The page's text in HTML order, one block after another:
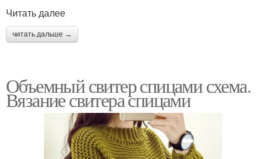
Читать далее
читать дальше →
Объемный свитер спицами схема.
Вязание свитера спицами